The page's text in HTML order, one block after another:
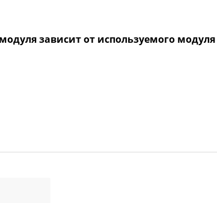
зависит от используемого модуля